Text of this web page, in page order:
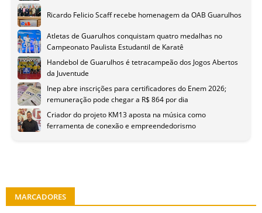
Ricardo Felicio Scaff recebe homenagem da OAB Guarulhos
Atletas de Guarulhos conquistam quatro medalhas no
Campeonato Paulista Estudantil de Karatê
Handebol de Guarulhos é tetracampeão dos Jogos Abertos
da Juventude
Inep abre inscrições para certificadores do Enem 2026;
remuneração pode chegar a R$ 864 por dia
Criador do projeto KM13 aposta na música como
ferramenta de conexão e empreendedorismo
MARCADORES